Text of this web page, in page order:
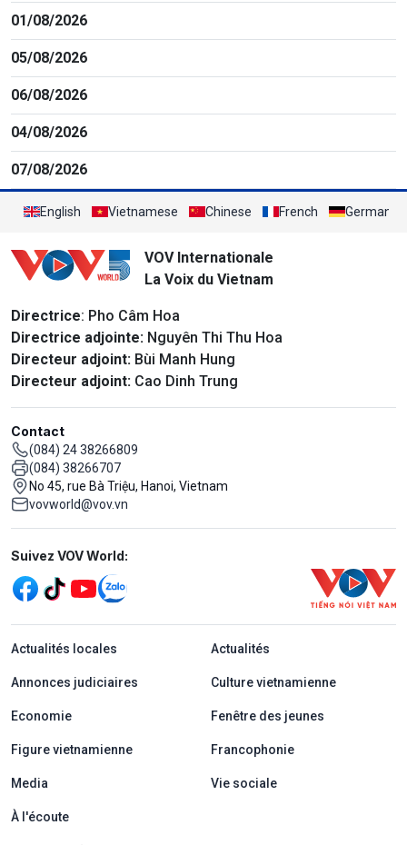
01/08/2026
05/08/2026
06/08/2026
04/08/2026
07/08/2026
English Vietnamese Chinese French German
VOV Internationale
La Voix du Vietnam
Directrice: Pho Câm Hoa
Directrice adjointe: Nguyên Thi Thu Hoa
Directeur adjoint: Bùi Manh Hung
Directeur adjoint: Cao Dinh Trung
Contact
(084) 24 38266809
(084) 38266707
No 45, rue Bà Triệu, Hanoi, Vietnam
vovworld@vov.vn
Mạng xã hội
Suivez VOV World:
menu footer tiếng Pháp
Actualités locales Actualités
Annonces judiciaires Culture vietnamienne
Economie Fenêtre des jeunes
Figure vietnamienne Francophonie
Media Vie sociale
À l'écoute